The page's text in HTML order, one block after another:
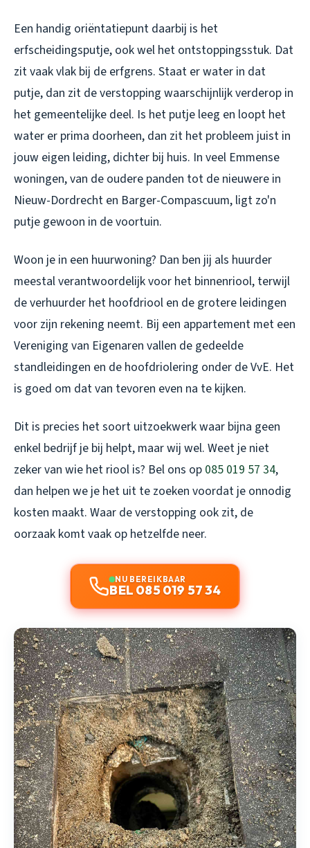
Een handig oriëntatiepunt daarbij is het
erfscheidingsputje, ook wel het ontstoppingsstuk. Dat
zit vaak vlak bij de erfgrens. Staat er water in dat
putje, dan zit de verstopping waarschijnlijk verderop in
het gemeentelijke deel. Is het putje leeg en loopt het
water er prima doorheen, dan zit het probleem juist in
jouw eigen leiding, dichter bij huis. In veel Emmense
woningen, van de oudere panden tot de nieuwere in
Nieuw-Dordrecht en Barger-Compascuum, ligt zo'n
putje gewoon in de voortuin.
Woon je in een huurwoning? Dan ben jij als huurder
meestal verantwoordelijk voor het binnenriool, terwijl
de verhuurder het hoofdriool en de grotere leidingen
voor zijn rekening neemt. Bij een appartement met een
Vereniging van Eigenaren vallen de gedeelde
standleidingen en de hoofdriolering onder de VvE. Het
is goed om dat van tevoren even na te kijken.
Dit is precies het soort uitzoekwerk waar bijna geen
enkel bedrijf je bij helpt, maar wij wel. Weet je niet
zeker van wie het riool is? Bel ons op 085 019 57 34,
dan helpen we je het uit te zoeken voordat je onnodig
kosten maakt. Waar de verstopping ook zit, de
oorzaak komt vaak op hetzelfde neer.
NU BEREIKBAAR
BEL 085 019 57 34